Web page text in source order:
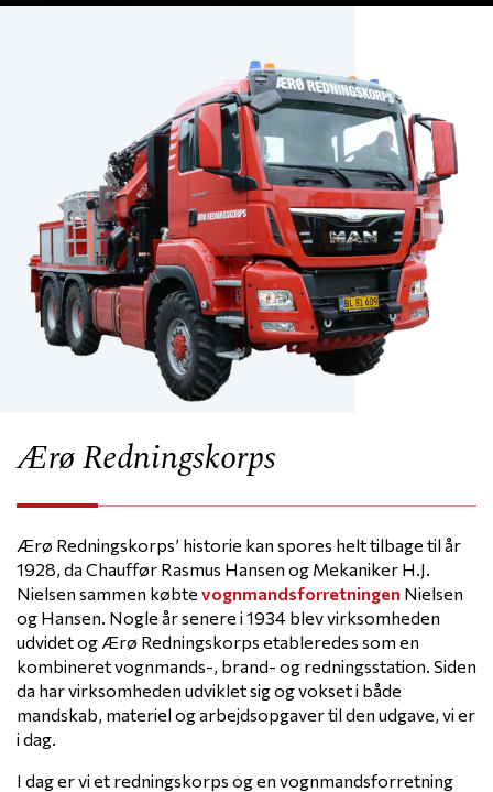
Ærø Redningskorps
Ærø Redningskorps’ historie kan spores helt tilbage til år
1928, da Chauffør Rasmus Hansen og Mekaniker H.J.
Nielsen sammen købte vognmandsforretningen Nielsen
og Hansen. Nogle år senere i 1934 blev virksomheden
udvidet og Ærø Redningskorps etableredes som en
kombineret vognmands-, brand- og redningsstation. Siden
da har virksomheden udviklet sig og vokset i både
mandskab, materiel og arbejdsopgaver til den udgave, vi er
i dag.
I dag er vi et redningskorps og en vognmandsforretning